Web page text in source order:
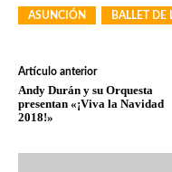
ASUNCIÓN BALLET DE
Artículo anterior
Andy Durán y su Orquesta
presentan «¡Viva la Navidad
2018!»